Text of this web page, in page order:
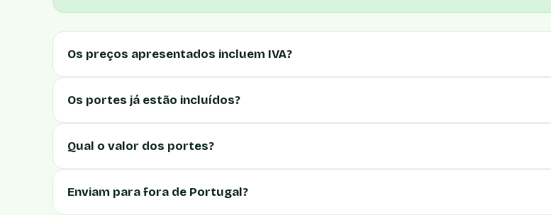
Os preços apresentados incluem IVA?
Os portes já estão incluídos?
Qual o valor dos portes?
Enviam para fora de Portugal?